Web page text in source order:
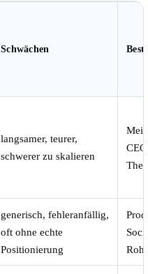
Schwächen
langsamer, teurer,
schwerer zu skalieren
generisch, fehleranfällig,
oft ohne echte
Positionierung